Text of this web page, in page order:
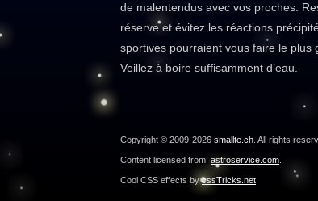
de malentendus avec vos proches.
réserve et évitez les réactions
sportives pourraient vous faire le plus
Veillez à boire suffisamment d’eau.
Copyright © 2009-2026 smallte.ch . All rights
Content licensed from: astroservice.com
Cool CSS effects bycssTricks.net